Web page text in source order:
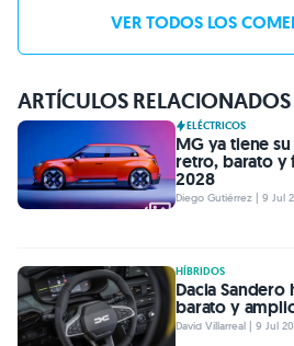
VER TODOS LOS
ARTÍCULOS RELACIONADOS
ELÉCTRICOS
MG ya tiene
retro, barato y
2028
Diego Gutiérrez | 9 Jul
HÍBRIDOS
Dacia
barato y
David Villarreal | 9 Jul